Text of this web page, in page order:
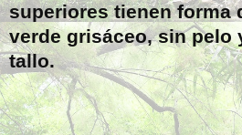
superiores tienen forma
verde grisáceo, sin pelo
tallo.